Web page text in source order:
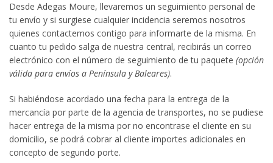
Desde Adegas Moure, llevaremos un seguimiento personal de
tu envío y si surgiese cualquier incidencia seremos nosotros
quienes contactemos contigo para informarte de la misma. En
cuanto tu pedido salga de nuestra central, recibirás un correo
electrónico con el número de seguimiento de tu paquete (opción
válida para envíos a Península y Baleares).
Si habiéndose acordado una fecha para la entrega de la
mercancía por parte de la agencia de transportes, no se pudiese
hacer entrega de la misma por no encontrase el cliente en su
domicilio, se podrá cobrar al cliente importes adicionales en
concepto de segundo porte.